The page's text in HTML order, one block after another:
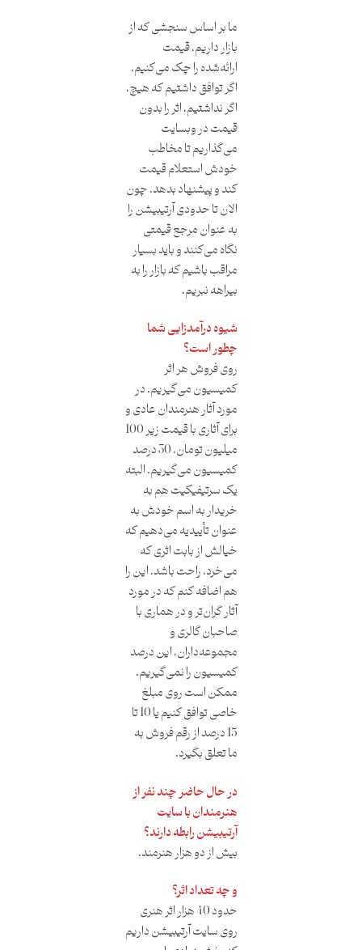
ما بر اساس سنجشی که از
بازار داریم، قیمت
ارائه‌شده را چک می‌کنیم.
اگر توافق داشتیم که هیچ،
اگر نداشتیم، اثر را بدون
قیمت در وبسایت
می‌گذاریم تا مخاطب
خودش استعلام قیمت
کند و پیشنهاد بدهد. چون
الان تا حدودی آرتیبیشن را
به عنوان مرجع قیمتی
نگاه می‌کنند و باید بسیار
مراقب باشیم که بازار را به
بیراهه نبریم.
شیوه درآمدزایی شما
چطور است؟
روی فروش هر اثر
کمیسیون می‌گیریم. در
مورد آثار هنرمندان عادی و
برای آثاری با قیمت زیر 100
میلیون تومان، 30 درصد
کمیسیون می‌گیریم. البته
یک سرتیفیکیت هم به
خریدار به اسم خودش به
عنوان تأییدیه می‌دهیم که
خیالش از بابت اثری که
می‌خرد، راحت باشد. این را
هم اضافه کنم که در مورد
آثار گران‌تر و در هماری با
صاحبان گالری و
مجموعه‌داران، این درصد
کمیسیون را نمی‌گیریم.
ممکن است روی مبلغ
خاصی توافق کنیم یا 10 تا
15 درصد از رقم فروش به
ما تعلق بگیرد.
در حال حاضر چند نفر از
هنرمندان با سایت
آرتیبیشن رابطه دارند؟
بیش از دو هزار هنرمند.
و چه تعداد اثر؟
حدود 40 هزار اثر هنری
روی سایت آرتیبیشن داریم